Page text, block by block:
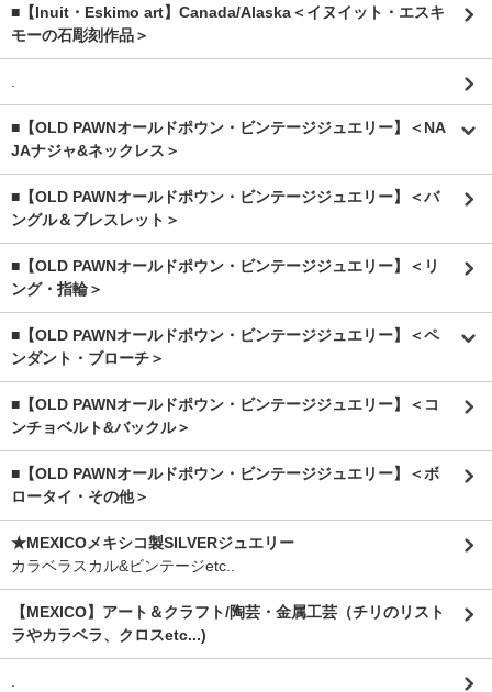
■【Inuit・Eskimo art】Canada/Alaska＜イヌイット・エスキ
モーの石彫刻作品＞
.
■【OLD PAWNオールドポウン・ビンテージジュエリー】＜NA
JAナジャ&ネックレス＞
■【OLD PAWNオールドポウン・ビンテージジュエリー】＜バ
ングル＆ブレスレット＞
■【OLD PAWNオールドポウン・ビンテージジュエリー】＜リ
ング・指輪＞
■【OLD PAWNオールドポウン・ビンテージジュエリー】＜ペ
ンダント・ブローチ＞
■【OLD PAWNオールドポウン・ビンテージジュエリー】＜コ
ンチョベルト&バックル＞
■【OLD PAWNオールドポウン・ビンテージジュエリー】＜ボ
ロータイ・その他＞
★MEXICOメキシコ製SILVERジュエリー
カラベラスカル&ビンテージetc..
【MEXICO】アート＆クラフト/陶芸・金属工芸（チリのリスト
ラやカラベラ、クロスetc...)
.